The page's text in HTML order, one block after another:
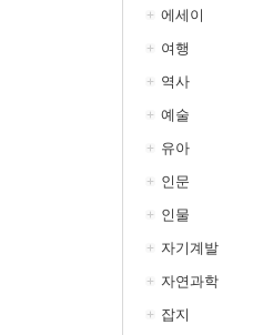
에세이
여행
역사
예술
유아
인문
인물
자기계발
자연과학
잡지